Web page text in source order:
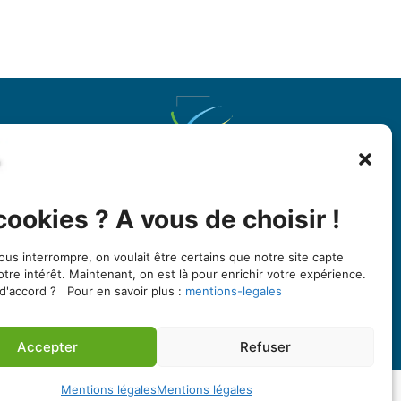
? A vous de choisir !
interrompre, on voulait être certains que notre site capte
intérêt. Maintenant, on est là pour enrichir votre expérience.
? Pour en savoir plus : mentions-legales
Accepter Refuser
Mentions légalesMentions légales
Du 10 mai
Lorraine
1 bis quai St Thomas
BP 80022
67081 Strasbourg cedex
https://www.uepal.fr/
Se connecter